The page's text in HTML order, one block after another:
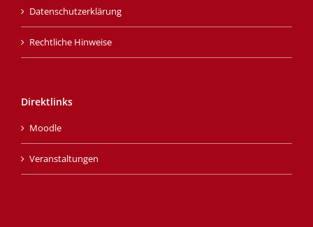
Datenschutzerklärung
Rechtliche Hinweise
Direktlinks
Moodle
Veranstaltungen